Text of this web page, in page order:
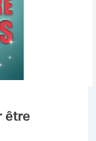
être